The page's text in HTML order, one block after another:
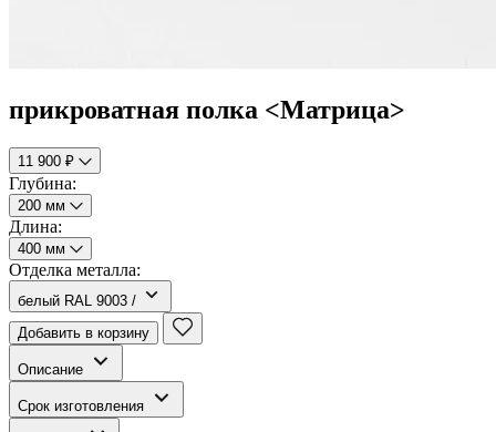
прикроватная полка <Матрица>
11 900 ₽
Глубина:
200 мм
Длина:
400 мм
Отделка металла:
белый RAL 9003 /
Добавить в корзину
Описание
Срок изготовления